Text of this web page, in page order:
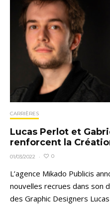
CARRIÈRES
Lucas Perlot et
renforcent la
01/03/2022 · 0
L’agence Mikado Publicis
nouvelles recrues dans son
des Graphic Designers